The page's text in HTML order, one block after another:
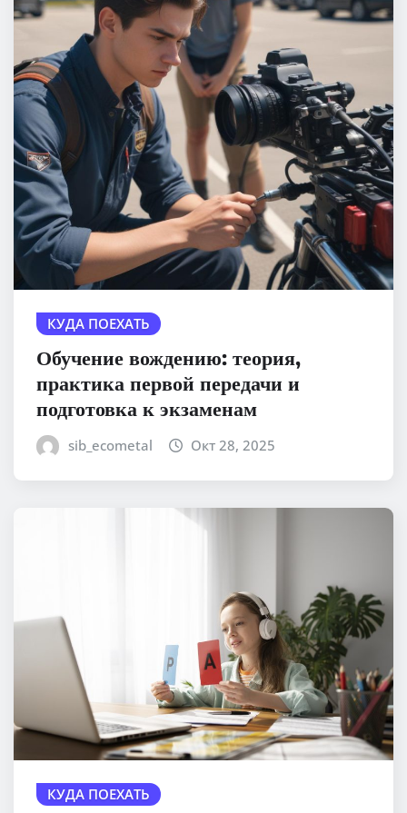
КУДА ПОЕХАТЬ
Обучение вождению: теория,
практика первой передачи и
подготовка к экзаменам
sib_ecometal Окт 28, 2025
КУДА ПОЕХАТЬ